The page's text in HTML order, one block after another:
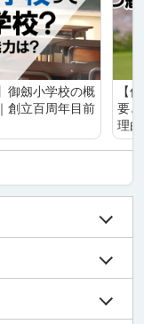
御劔小学校の概
創立百周年目前
【
要
理